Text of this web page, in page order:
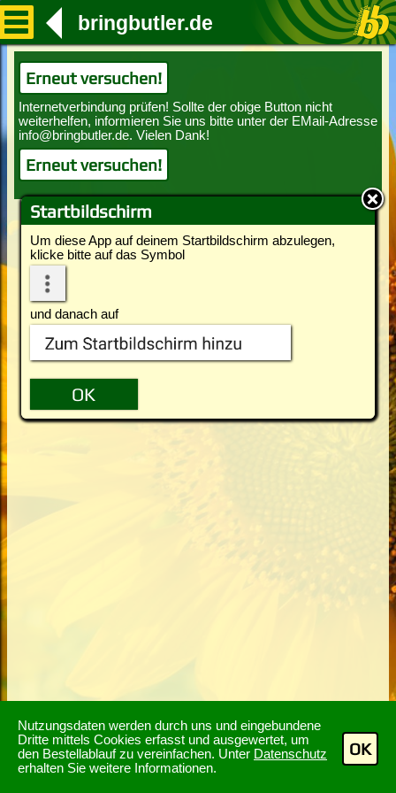
Nutzungsdaten werden durch uns und eingebundene
Dritte mittels Cookies erfasst und ausgewertet, um
den Bestellablauf zu vereinfachen. Unter Datenschutz
erhalten Sie weitere Informationen.
OK
Startbildschirm
Um diese App auf deinem Startbildschirm abzulegen,
klicke bitte auf das Symbol
und danach auf
bringbutler.de
Erneut versuchen!
Erneut versuchen!